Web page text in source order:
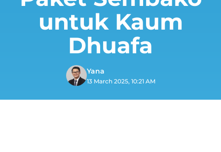
untuk Kaum
Dhuafa
Yana
13 March 2025, 10:21 AM